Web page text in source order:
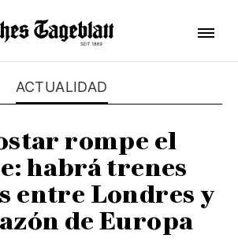
ACTUALIDAD
rompe el
habrá trenes
entre Londres y
de Europa